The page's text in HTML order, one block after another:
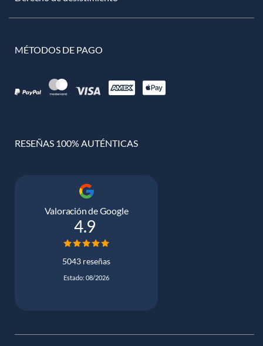
MÉTODOS DE PAGO
RESEÑAS 100% AUTÉNTICAS
Valoración de Google
4.9
5043 reseñas
Estado: 08/2026